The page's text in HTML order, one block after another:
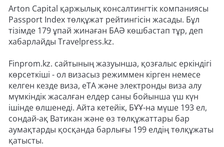
Arton Capital қаржылық консалтингтік компаниясы
Passport Index төлқұжат рейтингісін жасады. Бұл
тізімде 179 ұпай жинаған БАӘ көшбастап тұр, деп
хабарлайды Travelpress.kz.
Finprom.kz. сайтының жазуынша, қозғалыс еркіндігі
көрсеткіші - ол визасыз режиммен кірген немесе
келген кезде виза, eTA және электронды виза алу
мүмкіндік жасалған елдер саны бойынша үш күн
ішінде өлшенеді. Айта кетейік, БҰҰ-на мүше 193 ел,
сондай-ақ Ватикан және өз төлқұжаттары бар
аумақтарды қосқанда барлығы 199 елдің төлқұжаты
қатысты.